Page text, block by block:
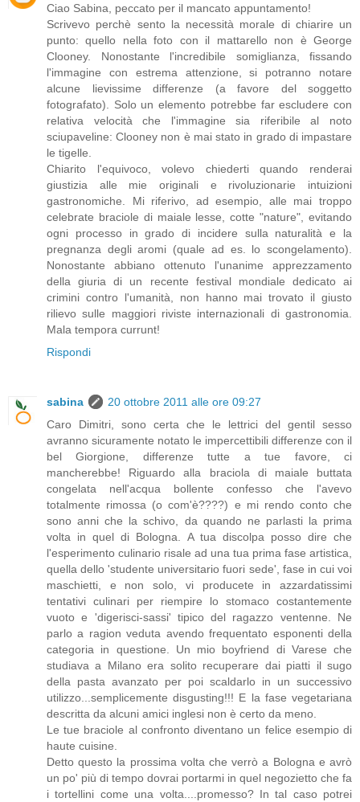
Ciao Sabina, peccato per il mancato appuntamento!
Scrivevo perchè sento la necessità morale di chiarire un
punto: quello nella foto con il mattarello non è George
Clooney. Nonostante l'incredibile somiglianza, fissando
l'immagine con estrema attenzione, si potranno notare
alcune lievissime differenze (a favore del soggetto
fotografato). Solo un elemento potrebbe far escludere con
relativa velocità che l'immagine sia riferibile al noto
sciupaveline: Clooney non è mai stato in grado di impastare
le tigelle.
Chiarito l'equivoco, volevo chiederti quando renderai
giustizia alle mie originali e rivoluzionarie intuizioni
gastronomiche. Mi riferivo, ad esempio, alle mai troppo
celebrate braciole di maiale lesse, cotte "nature", evitando
ogni processo in grado di incidere sulla naturalità e la
pregnanza degli aromi (quale ad es. lo scongelamento).
Nonostante abbiano ottenuto l'unanime apprezzamento
della giuria di un recente festival mondiale dedicato ai
crimini contro l'umanità, non hanno mai trovato il giusto
rilievo sulle maggiori riviste internazionali di gastronomia.
Mala tempora currunt!
Rispondi
sabina
20 ottobre 2011 alle ore 09:27
Caro Dimitri, sono certa che le lettrici del gentil sesso
avranno sicuramente notato le impercettibili differenze con il
bel Giorgione, differenze tutte a tue favore, ci
mancherebbe! Riguardo alla braciola di maiale buttata
congelata nell'acqua bollente confesso che l'avevo
totalmente rimossa (o com'è????) e mi rendo conto che
sono anni che la schivo, da quando ne parlasti la prima
volta in quel di Bologna. A tua discolpa posso dire che
l'esperimento culinario risale ad una tua prima fase artistica,
quella dello 'studente universitario fuori sede', fase in cui voi
maschietti, e non solo, vi producete in azzardatissimi
tentativi culinari per riempire lo stomaco costantemente
vuoto e 'digerisci-sassi' tipico del ragazzo ventenne. Ne
parlo a ragion veduta avendo frequentato esponenti della
categoria in questione. Un mio boyfriend di Varese che
studiava a Milano era solito recuperare dai piatti il sugo
della pasta avanzato per poi scaldarlo in un successivo
utilizzo...semplicemente disgusting!!! E la fase vegetariana
descritta da alcuni amici inglesi non è certo da meno.
Le tue braciole al confronto diventano un felice esempio di
haute cuisine.
Detto questo la prossima volta che verrò a Bologna e avrò
un po' più di tempo dovrai portarmi in quel negozietto che fa
i tortellini come una volta....promesso? In tal caso potrei